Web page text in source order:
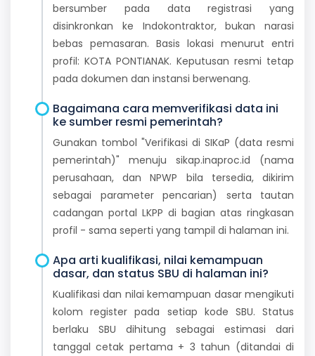
bersumber pada data registrasi yang
disinkronkan ke Indokontraktor, bukan narasi
bebas pemasaran. Basis lokasi menurut entri
profil: KOTA PONTIANAK. Keputusan resmi tetap
pada dokumen dan instansi berwenang.
Bagaimana cara memverifikasi data ini
ke sumber resmi pemerintah?
Gunakan tombol "Verifikasi di SIKaP (data resmi
pemerintah)" menuju sikap.inaproc.id (nama
perusahaan, dan NPWP bila tersedia, dikirim
sebagai parameter pencarian) serta tautan
cadangan portal LKPP di bagian atas ringkasan
profil - sama seperti yang tampil di halaman ini.
Apa arti kualifikasi, nilai kemampuan
dasar, dan status SBU di halaman ini?
Kualifikasi dan nilai kemampuan dasar mengikuti
kolom register pada setiap kode SBU. Status
berlaku SBU dihitung sebagai estimasi dari
tanggal cetak pertama + 3 tahun (ditandai di